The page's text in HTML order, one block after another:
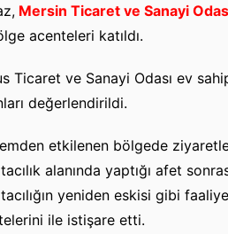
Mersin Ticaret ve Sanayi
acenteleri katıldı.
Ticaret ve Sanayi Odası ev
değerlendirildi.
etkilenen bölgede
alanında yaptığı afet
yeniden eskisi gibi
ile istişare etti.